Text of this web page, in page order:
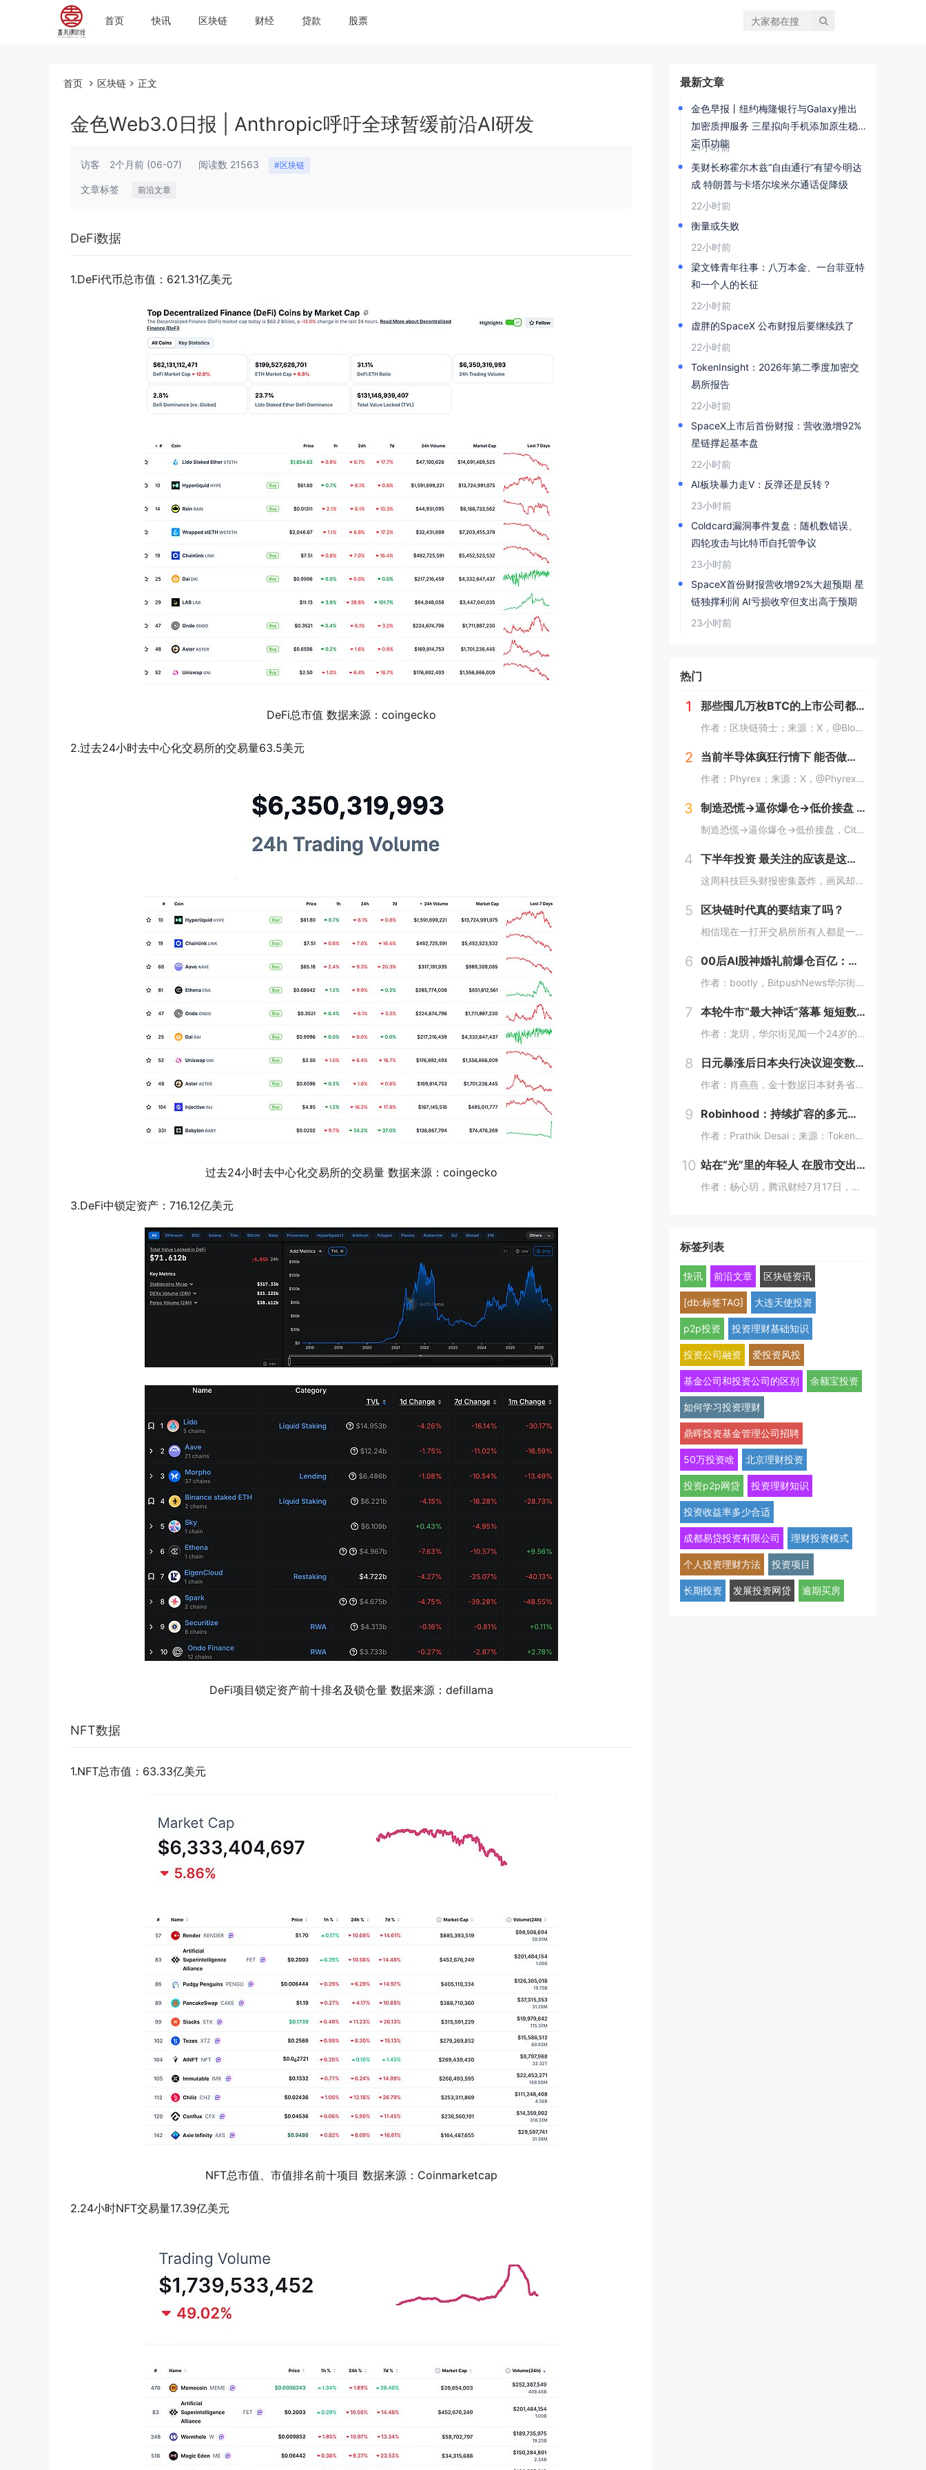
首页 快讯 区块链 财经 贷款 股票
首页 区块链 正文
金色Web3.0日报 | Anthropic呼吁全球暂缓前沿AI研发
访客 2个月前 (06-07) 阅读数 21563 #区块链
文章标签 前沿文章
DeFi数据
1.DeFi代币总市值：621.31亿美元
DeFi总市值 数据来源：coingecko
2.过去24小时去中心化交易所的交易量63.5美元
过去24小时去中心化交易所的交易量 数据来源：coingecko
3.DeFi中锁定资产：716.12亿美元
DeFi项目锁定资产前十排名及锁仓量 数据来源：defillama
NFT数据
1.NFT总市值：63.33亿美元
NFT总市值、市值排名前十项目 数据来源：Coinmarketcap
2.24小时NFT交易量17.39亿美元
最新文章
金色早报丨纽约梅隆银行与Galaxy推出
加密质押服务 三星拟向手机添加原生稳
定币功能
21小时前
美财长称霍尔木兹“自由通行”有望今明达
成 特朗普与卡塔尔埃米尔通话促降级
22小时前
衡量或失败
22小时前
梁文锋青年往事：八万本金、一台菲亚特
和一个人的长征
22小时前
虚胖的SpaceX 公布财报后要继续跌了
22小时前
TokenInsight：2026年第二季度加密交
易所报告
22小时前
SpaceX上市后首份财报：营收激增92%
星链撑起基本盘
22小时前
AI板块暴力走V：反弹还是反转？
23小时前
Coldcard漏洞事件复盘：随机数错误、
四轮攻击与比特币自托管争议
23小时前
SpaceX首份财报营收增92%大超预期 星
链独撑利润 AI亏损收窄但支出高于预期
23小时前
热门
1 那些囤几万枚BTC的上市公司都怎么样了？
作者：区块链骑士；来源：X，@BlocKnight21近期高盛的一纸清算通知，让Strategy再次被推上了风口浪尖。7月29日到期的挂钩Strategy股票的结构性债券，每1000美元投资仅能收回约217美元，亏损近80%。而问题出在一个...
2 当前半导体疯狂行情下 能否做空长鑫？
作者：Phyrex；来源：X，@PhyrexNi当前半导体惨烈的情况下，我是不是可以做空长鑫？我个人的看法，当前长鑫的估值已经高到我想开始做空了，但上市初期的筹码结构仍然对空头非常不友好。我个人打算先多观察几天，尤其是过了上市前五个无涨跌幅...
3 制造恐慌→逼你爆仓→低价接盘 Citadel这波操作太秀了
制造恐慌→逼你爆仓→低价接盘，Citadel这波操作太秀了。Citadel这波操作，真的秀。“AI股神”Leopold Aschenbrenner的基金Situational Awareness，上半年回报439%，规模一度冲到450亿美元...
4 下半年投资 最关注的应该是这个数字
这周科技巨头财报密集轰炸，画风却很分裂。微软和亚马逊，云业务全线爆发。AWS二季度营收422亿美元，同比增长37%，是18个季度以来最快；Azure更猛，同比增速43%，全财年首次突破1000亿美元。两家股价财报后都是大涨，亚马逊盘后一度涨...
5 区块链时代真的要结束了吗？
相信现在一打开交易所所有人都是一脸懵，成交额榜80%都是美股，前十里就剩个BTC ETH SOL ，涨幅榜直接没了币的身影，清一色美股。这以前可都是山寨币的位置啊! 现在越来越多变成了股票，AI、机器人、航天这些热门股，涨起来一点也不比山...
6 00后AI股神婚礼前爆仓百亿：一场华尔街精心设计的「猎杀」？
作者：bootly，BitpushNews华尔街不相信眼泪，只相信筹码。2026年7月的最后一周，一个00后年轻人用百亿美金的代价，再次验证了这个道理。故事的主角叫Leopold Aschenbrenner。如果你关注AI圈，可能听过这个名...
7 本轮牛市“最大神话”落幕 短短数周“AI股神”被击溃 Citatdel出手收购全部仓位
作者：龙玥，华尔街见闻一个24岁的年轻人，凭一篇预言AI改变世界的长文，在华尔街募到450亿美元，今年上半年爆赚439%。然而，在近期AI板块大跌的这一个月里，他把两年积累的神话，一口气输了个精光。7月30日，华尔街流出一条消息：一家只有8...
8 日元暴涨后日本央行决议迎变数：干预之后 是否再度加息？
作者：肖燕燕，金十数据日本财务省与央行疑似再次介入外汇市场后，周四日元出现逾两年来最大单日涨幅。日本《日经新闻》报道称，日本政府和日本央行可能采取了汇市干预措施，以遏制日元持续疲软的走势。美国财长贝森特表示，“日本可能在（美东时间）周四早些...
9 Robinhood：持续扩容的多元业务版图
作者：Prathik Desai；来源：TokenDispatch；编译：Shaw，喜来顺财经几周前，我将Robinhood称作一站式金融超市，原因是它能够在同一平台满足美国人的各类金融需求。在之前的文章中，我写道：即便Robinhood新...
10 站在“光”里的年轻人 在股市交出最贵的学费
作者：杨心玥，腾讯财经7月17日，距离收盘还有两分钟，陈娅躲进了公司的厕所。她把隔间门锁上，盯着手机里一片刺眼的绿色。她咬了咬牙，把账户里“财通四子”、通信ETF全部卖掉。当时，这些基金盘中模拟净值跌幅都接近10%。陈娅是近期重仓光模块的年...
标签列表
快讯 前沿文章 区块链资讯
[db:标签TAG] 大连天使投资
p2p投资 投资理财基础知识
投资公司融资 爱投资风投
基金公司和投资公司的区别 余额宝投资
如何学习投资理财
鼎晖投资基金管理公司招聘
50万投资啥 北京理财投资
投资p2p网贷 投资理财知识
投资收益率多少合适
成都易贷投资有限公司 理财投资模式
个人投资理财方法 投资项目
长期投资 发展投资网贷 逾期买房